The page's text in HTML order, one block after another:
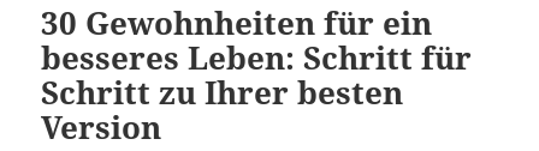
30 Gewohnheiten für ein
besseres Leben: Schritt für
Schritt zu Ihrer besten
Version